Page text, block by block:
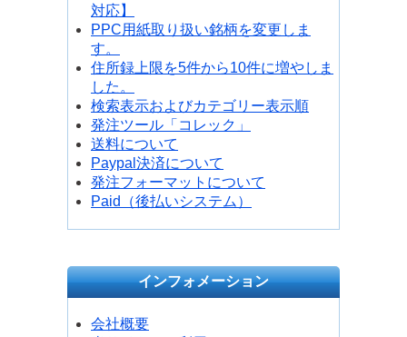
対応】
PPC用紙取り扱い銘柄を変更しま
す。
住所録上限を5件から10件に増やしま
した。
検索表示およびカテゴリー表示順
発注ツール「コレック」
送料について
Paypal決済について
発注フォーマットについて
Paid（後払いシステム）
インフォメーション
会社概要